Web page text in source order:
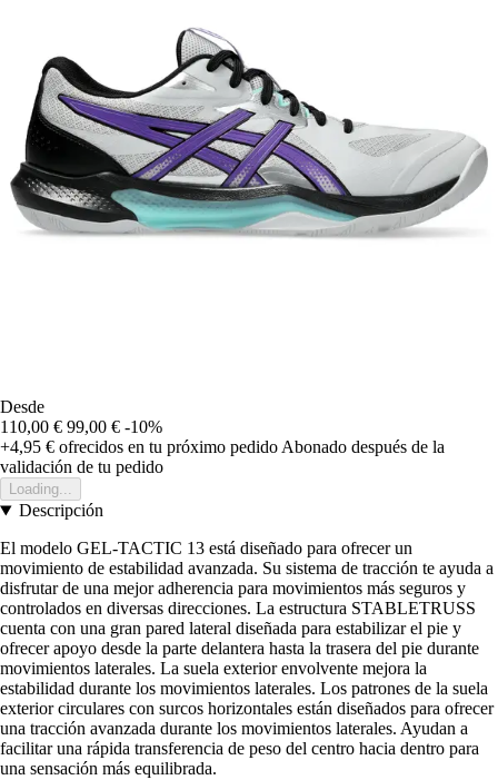
Desde
110,00 € 99,00 € -10%
+4,95 € ofrecidos en tu próximo pedido Abonado después de la
validación de tu pedido
Loading...
Descripción
El modelo GEL-TACTIC 13 está diseñado para ofrecer un
movimiento de estabilidad avanzada. Su sistema de tracción te ayuda a
disfrutar de una mejor adherencia para movimientos más seguros y
controlados en diversas direcciones. La estructura STABLETRUSS
cuenta con una gran pared lateral diseñada para estabilizar el pie y
ofrecer apoyo desde la parte delantera hasta la trasera del pie durante
movimientos laterales. La suela exterior envolvente mejora la
estabilidad durante los movimientos laterales. Los patrones de la suela
exterior circulares con surcos horizontales están diseñados para ofrecer
una tracción avanzada durante los movimientos laterales. Ayudan a
facilitar una rápida transferencia de peso del centro hacia dentro para
una sensación más equilibrada.